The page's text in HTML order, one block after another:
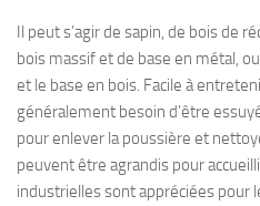
Il peut s’agir de sapin, de bois de
bois massif et de base en métal,
et le base en bois. Facile à
généralement besoin d’être
pour enlever la poussière et
peuvent être agrandis pour
industrielles sont appréciées pour